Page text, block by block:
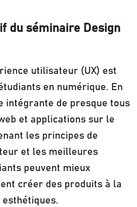
du séminaire Design
utilisateur (UX) est
en numérique. En
intégrante de presque tous
et applications sur le
les principes de
et les meilleures
peuvent mieux
créer des produits à la